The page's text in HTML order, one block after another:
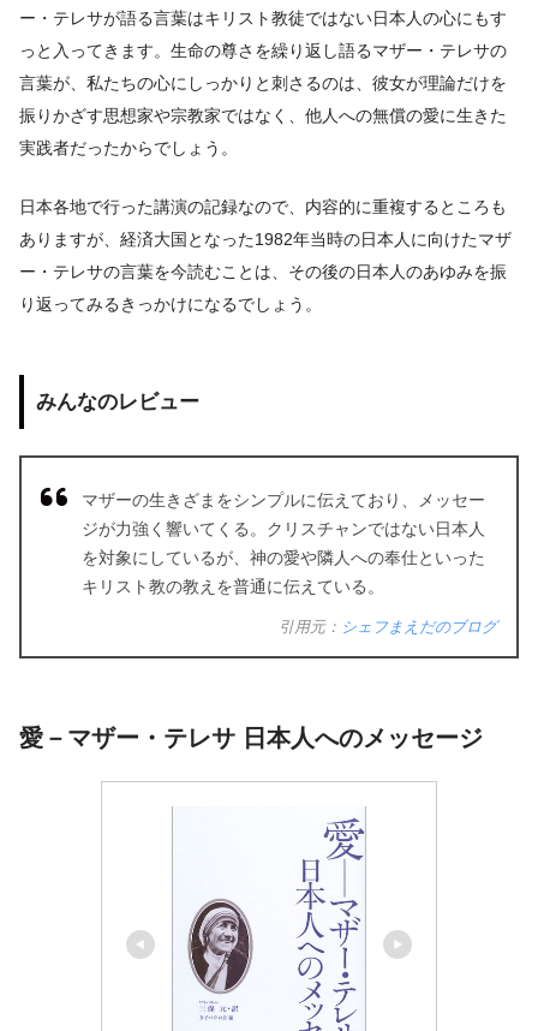
ー・テレサが語る言葉はキリスト教徒ではない日本人の心にもす
っと入ってきます。生命の尊さを繰り返し語るマザー・テレサの
言葉が、私たちの心にしっかりと刺さるのは、彼女が理論だけを
振りかざす思想家や宗教家ではなく、他人への無償の愛に生きた
実践者だったからでしょう。
日本各地で行った講演の記録なので、内容的に重複するところも
ありますが、経済大国となった1982年当時の日本人に向けたマザ
ー・テレサの言葉を今読むことは、その後の日本人のあゆみを振
り返ってみるきっかけになるでしょう。
みんなのレビュー
マザーの生きざまをシンプルに伝えており、メッセー
ジが力強く響いてくる。クリスチャンではない日本人
を対象にしているが、神の愛や隣人への奉仕といった
キリスト教の教えを普通に伝えている。
引用元： シェフまえだのブログ
愛－マザー・テレサ 日本人へのメッセージ